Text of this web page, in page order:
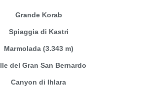
Grande Korab
Spiaggia di Kastri
Marmolada (3.343 m)
del Gran San Bernardo
Canyon di Ihlara